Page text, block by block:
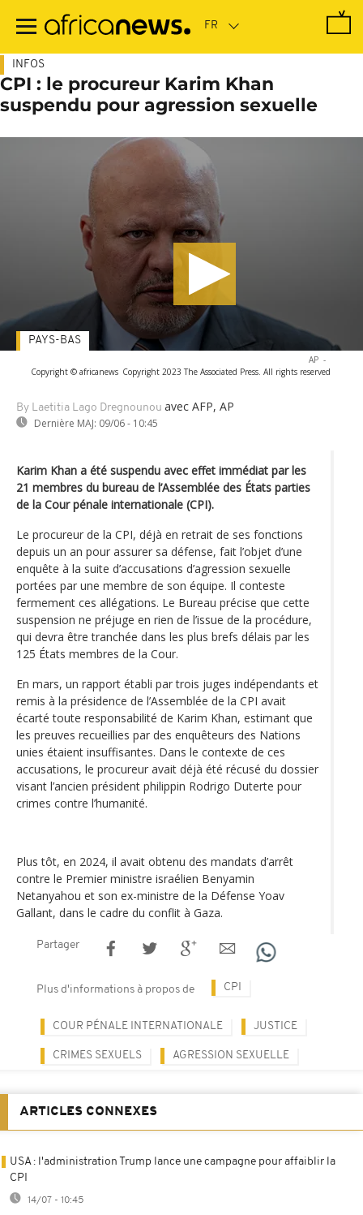
contenu
INFOS
CPI : le procureur Karim Khan
suspendu pour agression sexuelle
AP -
Copyright © africanews Copyright 2023 The Associated Press. All rights reserved
By Laetitia Lago Dregnounou avec AFP, AP
Dernière MAJ: 09/06 - 10:45
PAYS-BAS
Karim Khan a été suspendu avec effet immédiat par les
21 membres du bureau de l’Assemblée des États parties
de la Cour pénale internationale (CPI).
Le procureur de la CPI, déjà en retrait de ses fonctions
depuis un an pour assurer sa défense, fait l’objet d’une
enquête à la suite d’accusations d’agression sexuelle
portées par une membre de son équipe. Il conteste
fermement ces allégations. Le Bureau précise que cette
suspension ne préjuge en rien de l’issue de la procédure,
qui devra être tranchée dans les plus brefs délais par les
125 États membres de la Cour.
En mars, un rapport établi par trois juges indépendants et
remis à la présidence de l’Assemblée de la CPI avait
écarté toute responsabilité de Karim Khan, estimant que
les preuves recueillies par des enquêteurs des Nations
unies étaient insuffisantes. Dans le contexte de ces
accusations, le procureur avait déjà été récusé du dossier
visant l’ancien président philippin Rodrigo Duterte pour
crimes contre l’humanité.
Plus tôt, en 2024, il avait obtenu des mandats d’arrêt
contre le Premier ministre israélien Benyamin
Netanyahou et son ex-ministre de la Défense Yoav
Gallant, dans le cadre du conflit à Gaza.
Partager
Plus d'informations à propos de CPI
COUR PÉNALE INTERNATIONALE JUSTICE
CRIMES SEXUELS AGRESSION SEXUELLE
ARTICLES CONNEXES
USA : l'administration Trump lance une campagne pour affaiblir la
CPI
14/07 - 10:45